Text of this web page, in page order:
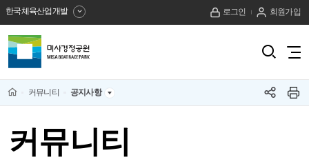
한국체육산업개발 로그인 회원가입
미
사
경
공
전
뉴
Home커뮤니티 공지사항
SNS프
커뮤니티